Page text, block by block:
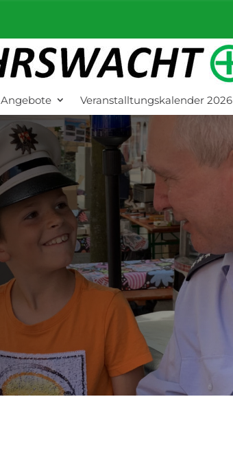
Angebote Veranstalltungskalender 2026